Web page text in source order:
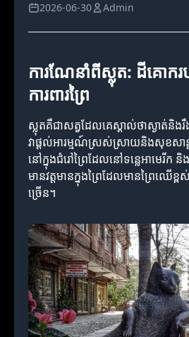
2026-06-30 Admin
ការណែនាំពីស្លុត: ដីគោក
ការពារព្រៃ
ស្លុតគឺជាសត្វដែលគេស្គាល់ថាស្ងាត់និ
វាផ្ដល់អារម្មណ៍ស្រស់ស្រាយនិងសុខសាន្
នៅក្នុងជំរៅព្រៃដែលនៅទន្លេអាមេរីក និ
មានវត្តមានក្នុងព្រៃដែលមានព្រៃឈើ
ច្រើន។